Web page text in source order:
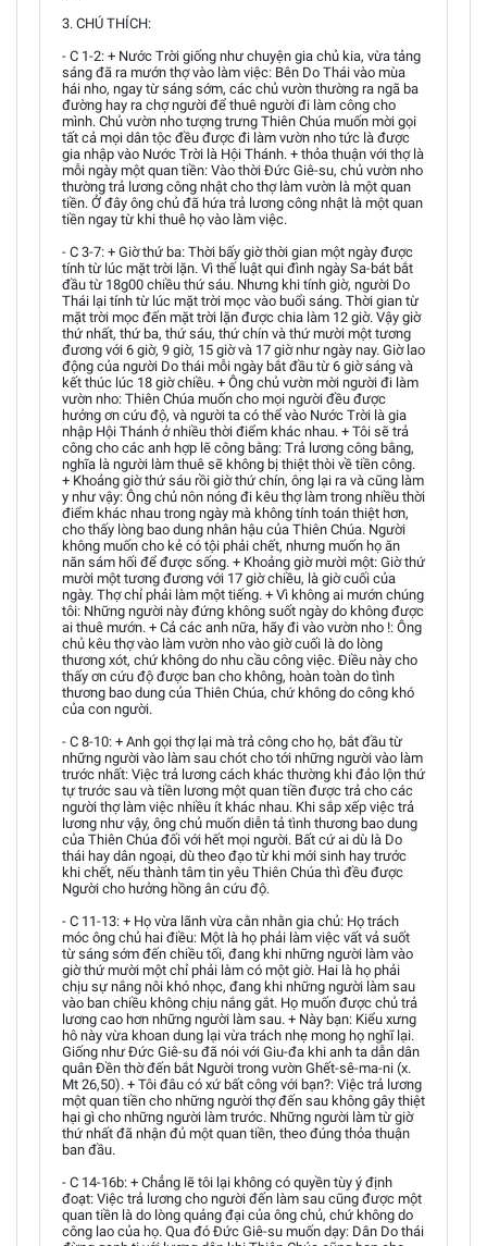
3. CHÚ THÍCH:
- C 1-2: + Nước Trời giống như chuyện gia chủ kia, vừa tảng
sáng đã ra mướn thợ vào làm việc: Bên Do Thái vào mùa
hái nho, ngay từ sáng sớm, các chủ vườn thường ra ngã ba
đường hay ra chợ người để thuê người đi làm công cho
mình. Chủ vườn nho tượng trưng Thiên Chúa muốn mời gọi
tất cả mọi dân tộc đều được đi làm vườn nho tức là được
gia nhập vào Nước Trời là Hội Thánh. + thỏa thuận với thợ là
mỗi ngày một quan tiền: Vào thời Đức Giê-su, chủ vườn nho
thường trả lương công nhật cho thợ làm vườn là một quan
tiền. Ở đây ông chủ đã hứa trả lương công nhật là một quan
tiền ngay từ khi thuê họ vào làm việc.
- C 3-7: + Giờ thứ ba: Thời bấy giờ thời gian một ngày được
tính từ lúc mặt trời lặn. Vì thế luật qui đình ngày Sa-bát bắt
đầu từ 18g00 chiều thứ sáu. Nhưng khi tính giờ, người Do
Thái lại tính từ lúc mặt trời mọc vào buổi sáng. Thời gian từ
mặt trời mọc đến mặt trời lặn được chia làm 12 giờ. Vậy giờ
thứ nhất, thứ ba, thứ sáu, thứ chín và thứ mười một tương
đương với 6 giờ, 9 giờ, 15 giờ và 17 giờ như ngày nay. Giờ lao
động của người Do thái mỗi ngày bắt đầu từ 6 giờ sáng và
kết thúc lúc 18 giờ chiều. + Ông chủ vườn mời người đi làm
vườn nho: Thiên Chúa muốn cho mọi người đều được
hưởng ơn cứu độ, và người ta có thể vào Nước Trời là gia
nhập Hội Thánh ở nhiều thời điểm khác nhau. + Tôi sẽ trả
công cho các anh hợp lẽ công bằng: Trả lương công bằng,
nghĩa là người làm thuê sẽ không bị thiệt thòi về tiền công.
+ Khoảng giờ thứ sáu rồi giờ thứ chín, ông lại ra và cũng làm
y như vậy: Ông chủ nôn nóng đi kêu thợ làm trong nhiều thời
điểm khác nhau trong ngày mà không tính toán thiệt hơn,
cho thấy lòng bao dung nhân hậu của Thiên Chúa. Người
không muốn cho kẻ có tội phải chết, nhưng muốn họ ăn
năn sám hối để được sống. + Khoảng giờ mười một: Giờ thứ
mười một tương đương với 17 giờ chiều, là giờ cuối của
ngày. Thợ chỉ phải làm một tiếng. + Vì không ai mướn chúng
tôi: Những người này đứng không suốt ngày do không được
ai thuê mướn. + Cả các anh nữa, hãy đi vào vườn nho !: Ông
chủ kêu thợ vào làm vườn nho vào giờ cuối là do lòng
thương xót, chứ không do nhu cầu công việc. Điều này cho
thấy ơn cứu độ được ban cho không, hoàn toàn do tình
thương bao dung của Thiên Chúa, chứ không do công khó
của con người.
- C 8-10: + Anh gọi thợ lại mà trả công cho họ, bắt đầu từ
những người vào làm sau chót cho tới những người vào làm
trước nhất: Việc trả lương cách khác thường khi đảo lộn thứ
tự trước sau và tiền lương một quan tiền được trả cho các
người thợ làm việc nhiều ít khác nhau. Khi sắp xếp việc trả
lương như vậy, ông chủ muốn diễn tả tình thương bao dung
của Thiên Chúa đối với hết mọi người. Bất cứ ai dù là Do
thái hay dân ngoại, dù theo đạo từ khi mới sinh hay trước
khi chết, nếu thành tâm tin yêu Thiên Chúa thì đều được
Người cho hưởng hồng ân cứu độ.
- C 11-13: + Họ vừa lãnh vừa cằn nhằn gia chủ: Họ trách
móc ông chủ hai điều: Một là họ phải làm việc vất vả suốt
từ sáng sớm đến chiều tối, đang khi những người làm vào
giờ thứ mười một chỉ phải làm có một giờ. Hai là họ phải
chịu sự nắng nôi khó nhọc, đang khi những người làm sau
vào ban chiều không chịu nắng gắt. Họ muốn được chủ trả
lương cao hơn những người làm sau. + Này bạn: Kiểu xưng
hô này vừa khoan dung lại vừa trách nhẹ mong họ nghĩ lại.
Giống như Đức Giê-su đã nói với Giu-đa khi anh ta dẫn dân
quân Đền thờ đến bắt Người trong vườn Ghết-sê-ma-ni (x.
Mt 26,50). + Tôi đâu có xứ bất công với bạn?: Việc trả lương
một quan tiền cho những người thợ đến sau không gây thiệt
hại gì cho những người làm trước. Những người làm từ giờ
thứ nhất đã nhận đủ một quan tiền, theo đúng thỏa thuận
ban đầu.
- C 14-16b: + Chẳng lẽ tôi lại không có quyền tùy ý định
đoạt: Việc trả lương cho người đến làm sau cũng được một
quan tiền là do lòng quảng đại của ông chủ, chứ không do
công lao của họ. Qua đó Đức Giê-su muốn dạy: Dân Do thái